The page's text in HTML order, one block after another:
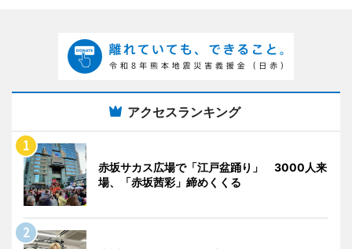
アクセスランキング
赤坂サカス広場で「江戸盆踊り」 3000人来
場、「赤坂茜彩」締めくくる